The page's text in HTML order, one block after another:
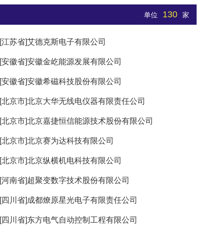
单位 130 家
[江苏省]艾德克斯电子有限公司
[安徽省]安徽金屹能源发展有限公司
[安徽省]安徽希磁科技股份有限公司
[北京市]北京大华无线电仪器有限责任公司
[北京市]北京嘉捷恒信能源技术股份有限公司
[北京市]北京赛为达科技有限公司
[北京市]北京纵横机电科技有限公司
[河南省]超聚变数字技术股份有限公司
[四川省]成都燎原星光电子有限责任公司
[四川省]东方电气自动控制工程有限公司